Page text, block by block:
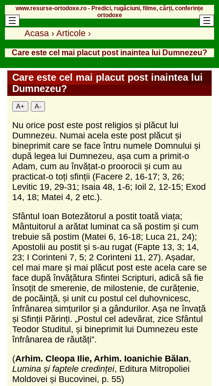
www.resurse-ortodoxe.ro - Predici, rugăciuni, filme, cărți, conferințe
ortodoxe
Acasa › Articole ›
Care este cel mai placut post inaintea lui Dumnezeu?
Care este cel mai placut post inaintea lui
Dumnezeu?
A+ A-
Nu orice post este post religios și plăcut lui
Dumnezeu. Numai acela este post plăcut și
bineprimit care se face întru numele Domnului și
după legea lui Dumnezeu, așa cum a primit-o
Adam, cum au învățat-o proorocii și cum au
practicat-o toți sfinții (Facere 2, 16-17; 3, 26;
Levitic 19, 29-31; Isaia 48, 1-6; Ioil 2, 12-15; Exod
14, 18; Matei 4, 2 etc.).
Sfântul Ioan Botezătorul a postit toată viața;
Mântuitorul a arătat luminat ca să postim și cum
trebuie să postim (Matei 6, 16-18; Luca 21, 24);
Apostolii au postit și s-au rugat (Fapte 13, 3; 14,
23; I Corinteni 7, 5; 2 Corinteni 11, 27). Așadar,
cel mai mare și mai plăcut post este acela care se
face după învățătura Sfintei Scripturi, adică să fie
însoțit de smerenie, de milostenie, de curățenie,
de pocăință, și unit cu postul cel duhovnicesc,
înfrânarea simțurilor și a gândurilor. Așa ne învață
și Sfinții Părinți. „Postul cel adevărat, zice Sfântul
Teodor Studitul, și bineprimit lui Dumnezeu este
înfrânarea de răutăți”.
(Arhim. Cleopa Ilie, Arhim. Ioanichie Bălan,
Lumina și faptele credinței, Editura Mitropoliei
Moldovei și Bucovinei, p. 55)